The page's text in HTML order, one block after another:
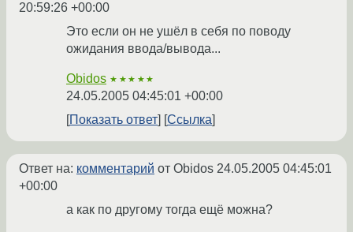
20:59:26 +00:00
Это если он не ушёл в себя по поводу
ожидания ввода/вывода...
Obidos ★★★★★
24.05.2005 04:45:01 +00:00
Показать ответ
Ссылка
Ответ на: комментарий от Obidos 24.05.2005 04:45:01
+00:00
а как по другому тогда ещё можна?